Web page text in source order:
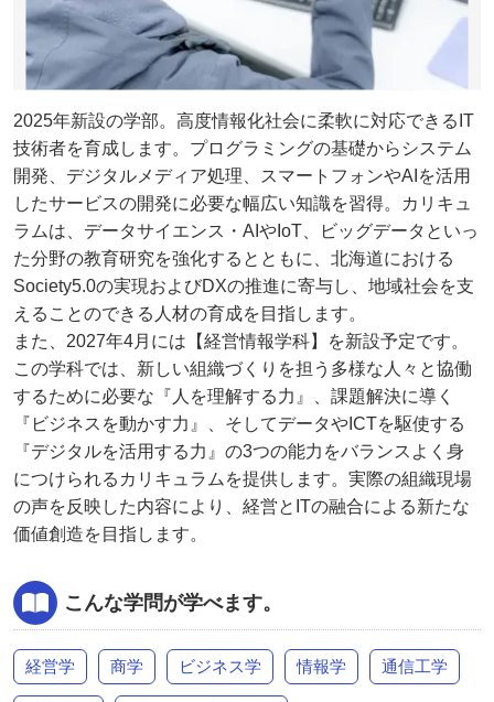
2025年新設の学部。高度情報化社会に柔軟に対応できるIT
技術者を育成します。プログラミングの基礎からシステム
開発、デジタルメディア処理、スマートフォンやAIを活用
したサービスの開発に必要な幅広い知識を習得。カリキュ
ラムは、データサイエンス・AIやIoT、ビッグデータといっ
た分野の教育研究を強化するとともに、北海道における
Society5.0の実現およびDXの推進に寄与し、地域社会を支
えることのできる人材の育成を目指します。
また、2027年4月には【経営情報学科】を新設予定です。
この学科では、新しい組織づくりを担う多様な人々と協働
するために必要な『人を理解する力』、課題解決に導く
『ビジネスを動かす力』、そしてデータやICTを駆使する
『デジタルを活用する力』の3つの能力をバランスよく身
につけられるカリキュラムを提供します。実際の組織現場
の声を反映した内容により、経営とITの融合による新たな
価値創造を目指します。
こんな学問が学べます。
経営学 商学 ビジネス学 情報学 通信工学